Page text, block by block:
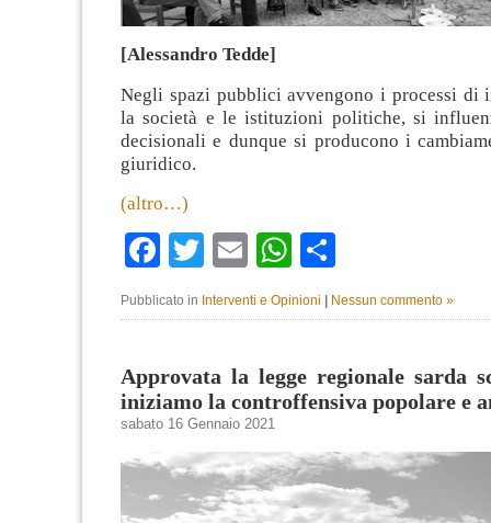
[Alessandro Tedde]
Negli spazi pubblici avvengono i processi di
la società e le istituzioni politiche, si
decisionali e dunque si producono i
giuridico.
(altro…)
Facebook
TwitterEmailWhatsApp
Pubblicato in Interventi e Opinioni Nessun commento »
Approvata la legge regionale sarda
iniziamo la controffensiva popolare e
sabato 16 Gennaio 2021